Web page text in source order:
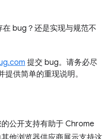
bug？还是实现与规范不
提交 bug。请务必尽
供简单的重现说明。
公开支持有助于 Chrome